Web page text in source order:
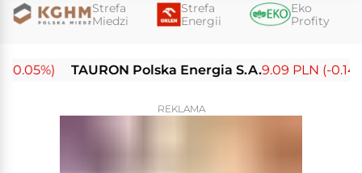
Strefa
Miedzi
Strefa
Energii
Eko
Profity
TAURON Polska Energia S.A.9.09 PLN (-0.14%)
REKLAMA